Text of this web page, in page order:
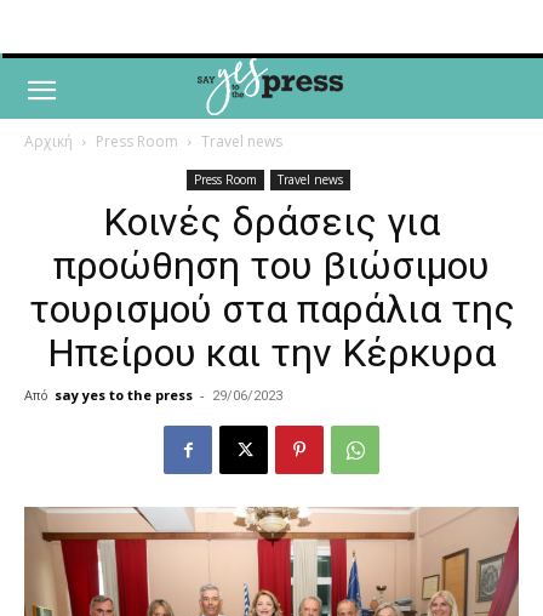
Αρχική Press Room Travel news
Press Room Travel news
Κοινές δράσεις για
προώθηση του βιώσιμου
τουρισμού στα παράλια της
Ηπείρου και την Κέρκυρα
Από say yes to the press - 29/06/2023